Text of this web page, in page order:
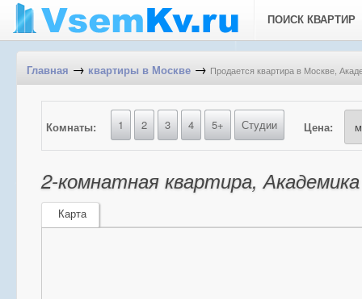
ПОИСК КВАРТИР
Главная → квартиры в Москве → Продается квартира в Москве,
Комнаты: 1 2 3 4 5+ Студии Цена:
2-комнатная квартира,
Карта